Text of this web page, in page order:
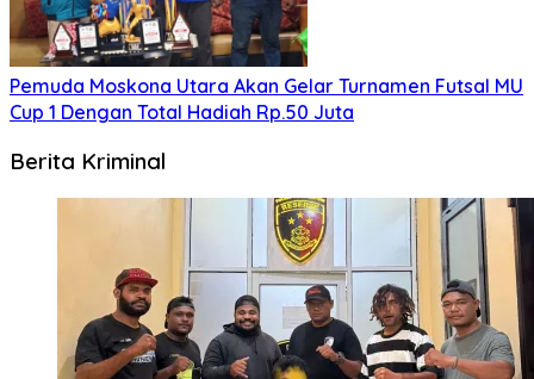
Pemuda Moskona Utara Akan Gelar Turnamen Futsal MU
Cup 1 Dengan Total Hadiah Rp.50 Juta
Berita Kriminal